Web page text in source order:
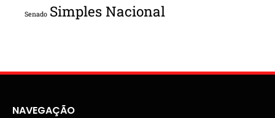
Senado Simples Nacional
NAVEGAÇÃO